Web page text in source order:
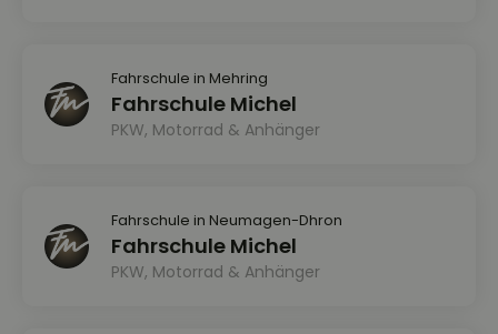
Fahrschule in Mehring
Fahrschule Michel
PKW, Motorrad & Anhänger
Fahrschule in Neumagen-Dhron
Fahrschule Michel
PKW, Motorrad & Anhänger